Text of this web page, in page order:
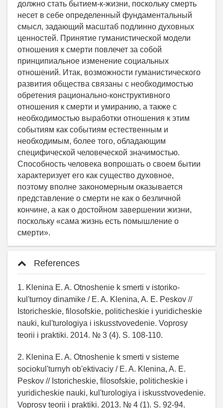
должно стать бытием-к-жизни, поскольку смерть
несет в себе определенный фундаментальный
смысл, задающий масштаб подлинно духовных
ценностей. Принятие гуманистической модели
отношения к смерти повлечет за собой
принципиальное изменение социальных
отношений. Итак, возможности гуманистического
развития общества связаны с необходимостью
обретения рационально-конструктивного
отношения к смерти и умиранию, а также с
необходимостью выработки отношения к этим
событиям как событиям естественным и
необходимым, более того, обладающим
специфической человеческой значимостью.
Способность человека вопрошать о своем бытии
характеризует его как существо духовное,
поэтому вполне закономерным оказывается
представление о смерти не как о безличной
кончине, а как о достойном завершении жизни,
поскольку «сама жизнь есть помышление о
смерти».
References
1. Klenina E. A. Otnoshenie k smerti v istoriko-
kul'turnoy dinamike / E. A. Klenina, A. E. Peskov //
Istoricheskie, filosofskie, politicheskie i yuridicheskie
nauki, kul'turologiya i iskusstvovedenie. Voprosy
teorii i praktiki. 2014. № 3 (4). S. 108-110.
2. Klenina E. A. Otnoshenie k smerti v sisteme
sociokul'turnyh ob'ektivaciy / E. A. Klenina, A. E.
Peskov // Istoricheskie, filosofskie, politicheskie i
yuridicheskie nauki, kul'turologiya i iskusstvovedenie.
Voprosy teorii i praktiki. 2013. № 4 (1). S. 92-94.